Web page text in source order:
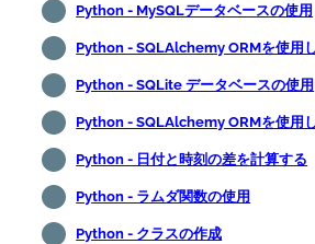
Python - MySQLデータベースの使用
Python - SQLAlchemy ORMを使用
Python - SQLite データベースの使用
Python - SQLAlchemy ORMを使用
Python - 日付と時刻の差を計算する
Python - ラムダ関数の使用
Python - クラスの作成